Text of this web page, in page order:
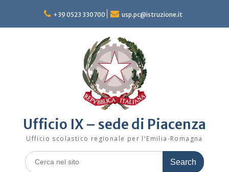
content
+39 0523 330700 usp.pc@istruzione.it
Ufficio IX – sede di Piacenza
Ufficio scolastico regionale per l'Emilia-Romagna
Search
for: